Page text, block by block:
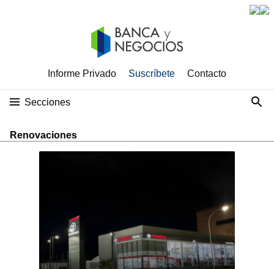
Informe Privado Suscríbete Contacto
Secciones
Renovaciones